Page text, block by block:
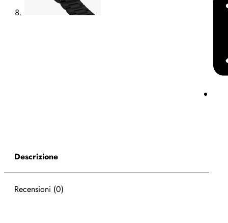
Descrizione
Recensioni (0)